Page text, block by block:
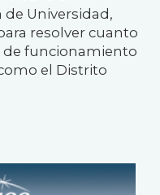
Universidad,
resolver cuanto
de funcionamiento
el Distrito